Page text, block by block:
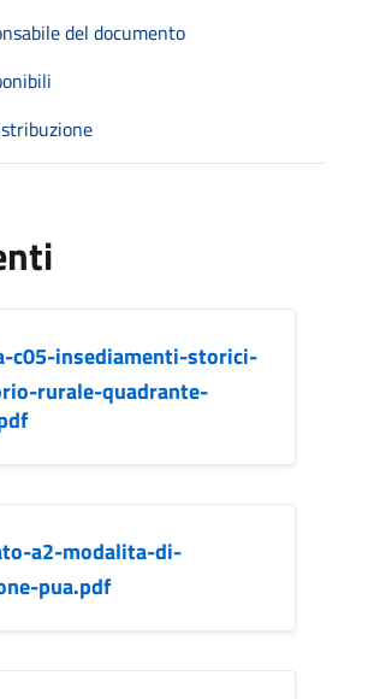
del documento
c05-insediamenti-storici-
rurale-quadrante-
a2-modalita-di-
pua.pdf